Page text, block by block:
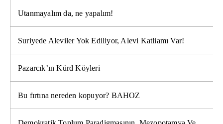
Utanmayalım da, ne yapalım!
Suriyede Aleviler Yok Ediliyor, Alevi Katliamı Var!
Pazarcık’ın Kürd Köyleri
Bu fırtına nereden kopuyor? BAHOZ